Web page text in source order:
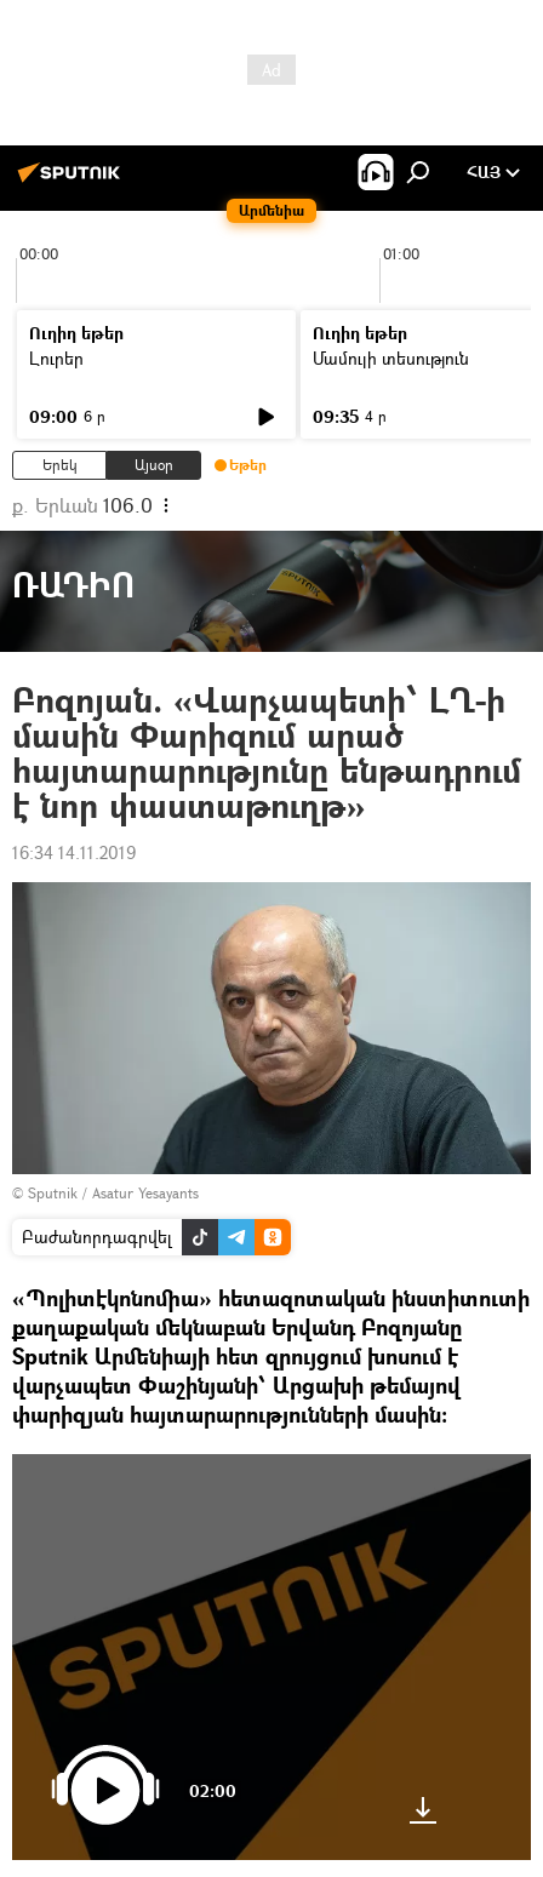
Արմենիա
ՀԱՅ
00:00 01:00
Ուղիղ եթեր
Լուրեր
09:00 6 ր
Ուղիղ եթեր
Մամուլի տեսություն
09:35 4 ր
Երեկ Այսօր Եթեր
ք. Երևան 106.0
ՌԱԴԻՈ
Բոզոյան. «Վարչապետի՝ ԼՂ-ի
մասին Փարիզում արած
հայտարարությունը ենթադրում
է նոր փաստաթուղթ»
16:34 14.11.2019
© Sputnik / Asatur Yesayants
Բաժանորդագրվել
«Պոլիտէկոնոմիա» հետազոտական ինստիտուտի
քաղաքական մեկնաբան Երվանդ Բոզոյանը
Sputnik Արմենիայի հետ զրույցում խոսում է
վարչապետ Փաշինյանի՝ Արցախի թեմայով
փարիզյան հայտարարությունների մասին:
02:00